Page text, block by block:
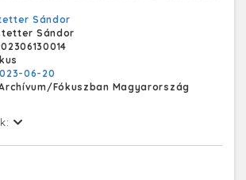
Sándor
Sándor
06-20
Fókuszban Magyarország